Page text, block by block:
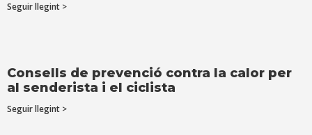
Seguir llegint >
Consells de prevenció contra la calor per
al senderista i el ciclista
Seguir llegint >